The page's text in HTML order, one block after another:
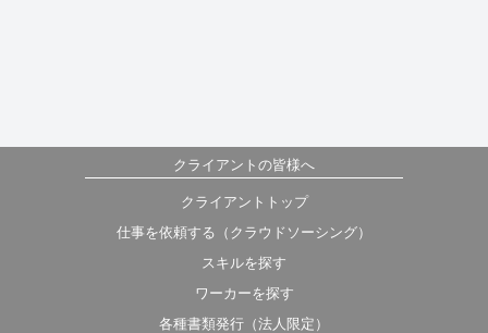
クライアントの皆様へ
クライアントトップ
仕事を依頼する（クラウドソーシング）
スキルを探す
ワーカーを探す
各種書類発行（法人限定）